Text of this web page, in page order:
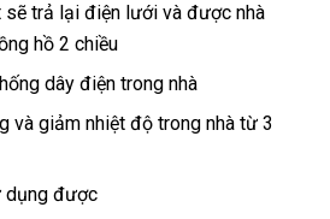
sẽ trả lại điện lưới và được nhà
hồ 2 chiều
dây điện trong nhà
và giảm nhiệt độ trong nhà từ 3
dụng được